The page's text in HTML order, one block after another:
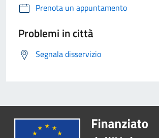
Prenota un appuntamento
Problemi in città
Segnala disservizio